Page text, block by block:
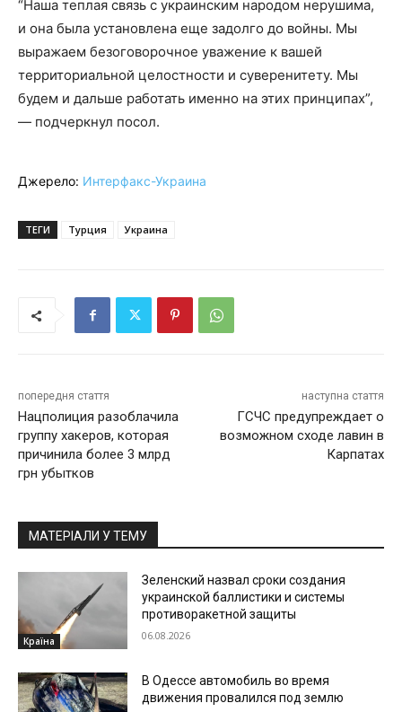
“Наша теплая связь с украинским народом нерушима,
и она была установлена еще задолго до войны. Мы
выражаем безоговорочное уважение к вашей
территориальной целостности и суверенитету. Мы
будем и дальше работать именно на этих принципах”,
— подчеркнул посол.
Джерело: Интерфакс-Украина
ТЕГИ Турция Украина
попередня стаття
Нацполиция разоблачила
группу хакеров, которая
причинила более 3 млрд
грн убытков
наступна стаття
ГСЧС предупреждает о
возможном сходе лавин в
Карпатах
МАТЕРІАЛИ У ТЕМУ
Країна
Зеленский назвал сроки создания
украинской баллистики и системы
противоракетной защиты
06.08.2026
В Одессе автомобиль во время
движения провалился под землю